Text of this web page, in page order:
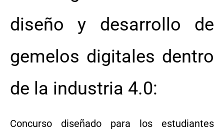
diseño y desarrollo de
gemelos digitales dentro
de la industria 4.0:
Concurso diseñado para los estudiantes